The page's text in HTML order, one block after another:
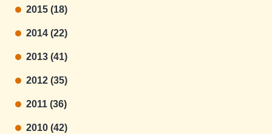
2015 (18)
2014 (22)
2013 (41)
2012 (35)
2011 (36)
2010 (42)